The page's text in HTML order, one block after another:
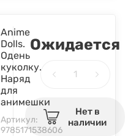
Anime
Dolls.
Одень
куколку.
Наряд
для
анимешки
Артикул:
9785171538606
Ожидается
Нет в
наличии